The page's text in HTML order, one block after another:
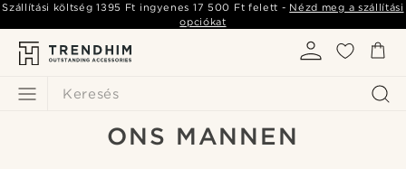
Keresés
Szállítási költség1395 Ft ingyenes 17 500 Ft felett - Nézd meg a szállítási
opciókat
ONS MANNEN